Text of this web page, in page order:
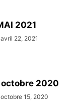
2021
avril 22, 2021
2020
octobre 15, 2020